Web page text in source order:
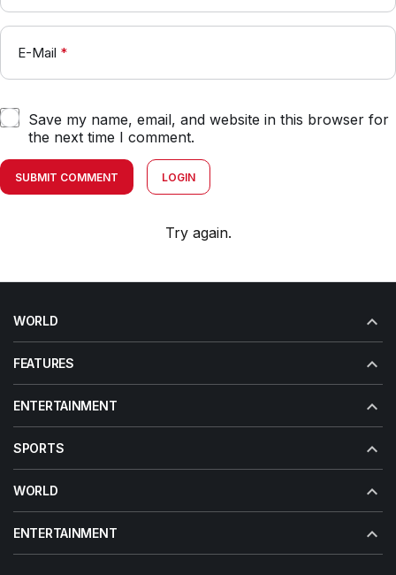
E-Mail *
Save my name, email, and website in this browser for
the next time I comment.
SUBMIT COMMENT LOGIN
Try again.
WORLD
FEATURES
ENTERTAINMENT
SPORTS
WORLD
ENTERTAINMENT